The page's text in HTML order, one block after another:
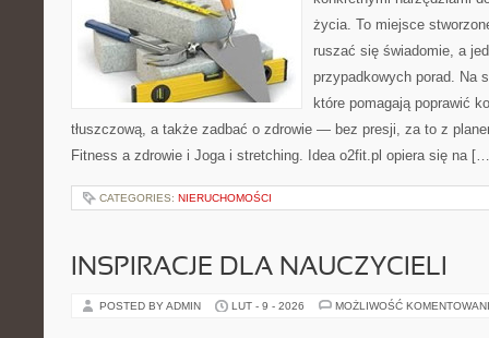
życia. To miejsce
ruszać się świadomie, a
przypadkowych porad. Na
które pomagają poprawić
tłuszczową, a także zadbać o zdrowie — bez presji, za to z
Fitness a zdrowie i Joga i stretching. Idea o2fit.pl opiera się na
CATEGORIES: NIERUCHOMOŚCI
INSPIRACJE DLA NAUCZYCIELI
POSTED BY ADMIN LUT - 9 - 2026 MOŻLIWOŚĆ